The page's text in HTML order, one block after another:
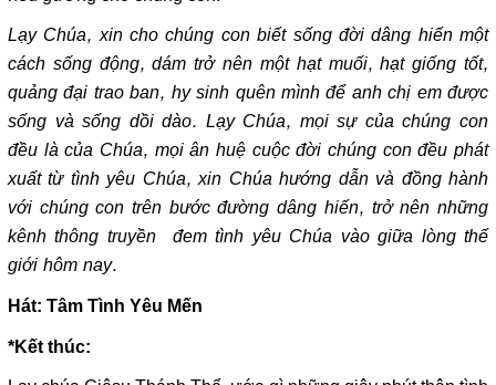
Lạy Chúa, xin cho chúng con biết sống đời dâng hiến một
cách sống động, dám trở nên một hạt muối, hạt giống tốt,
quảng đại trao ban, hy sinh quên mình để anh chị em được
sống và sống dồi dào. Lạy Chúa, mọi sự của chúng con
đều là của Chúa, mọi ân huệ cuộc đời chúng con đều phát
xuất từ tình yêu Chúa, xin Chúa hướng dẫn và đồng hành
với chúng con trên bước đường dâng hiến, trở nên những
kênh thông truyền đem tình yêu Chúa vào giữa lòng thế
giới hôm nay.
Hát: Tâm Tình Yêu Mến
*Kết thúc: